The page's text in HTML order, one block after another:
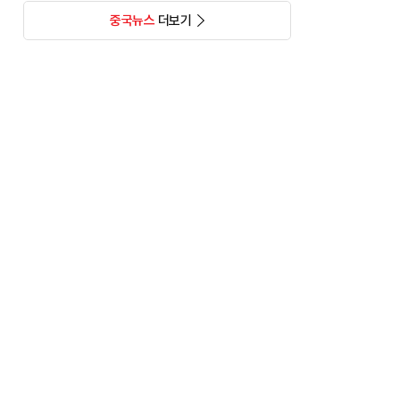
중국뉴스더보기